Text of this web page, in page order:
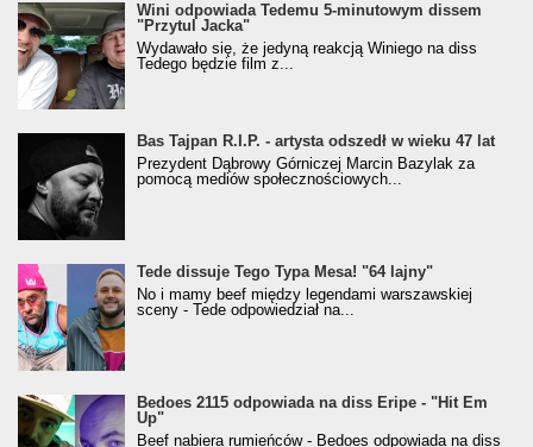
Wini odpowiada Tedemu 5-minutowym dissem
"Przytul Jacka"
Wydawało się, że jedyną reakcją Winiego na diss
Tedego będzie film z...
Bas Tajpan R.I.P. - artysta odszedł w wieku 47 lat
Prezydent Dąbrowy Górniczej Marcin Bazylak za
pomocą mediów społecznościowych...
Tede dissuje Tego Typa Mesa! "64 lajny"
No i mamy beef między legendami warszawskiej
sceny - Tede odpowiedział na...
Bedoes 2115 odpowiada na diss Eripe - "Hit Em
Up"
Beef nabiera rumieńców - Bedoes odpowiada na diss